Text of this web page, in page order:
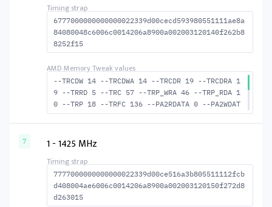
6777000000000000022339d00cecd593980551111ae8a
84080048c6006c0014206a8900a002003120140f262b8
8252f15
--TRCDW 14 --TRCDWA 14 --TRCDR 19 --TRCDRA 1
9 --TRRD 5 --TRC 57 --TRP_WRA 46 --TRP_RDA 1
0 --TRP 18 --TRFC 136 --PA2RDATA 0 --PA2WDAT
A 0 --TFAW 8 --TCRCRL 2 --TCRCWL 6 --TFAW32
MACTWR 43 --RAS2RAS 136 --RP 37 --WRPLUSRP 4
7 1 - 1425 MHz
7777000000000000022339d00ce516a3b805511112fcb
d408004ae6006c0014206a8900a002003120150f272d8
d263015